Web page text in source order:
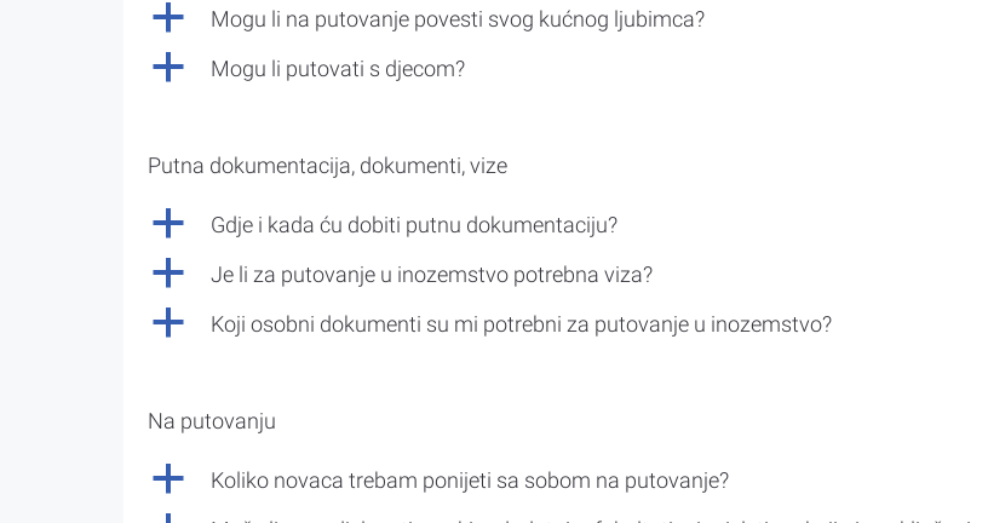
a Mogu li na putovanje povesti svog kućnog ljubimca?
a Mogu li putovati s djecom?
Putna dokumentacija, dokumenti, vize
a Gdje i kada ću dobiti putnu dokumentaciju?
a Je li za putovanje u inozemstvo potrebna viza?
a Koji osobni dokumenti su mi potrebni za putovanje u inozemstvo?
Na putovanju
a Koliko novaca trebam ponijeti sa sobom na putovanje?